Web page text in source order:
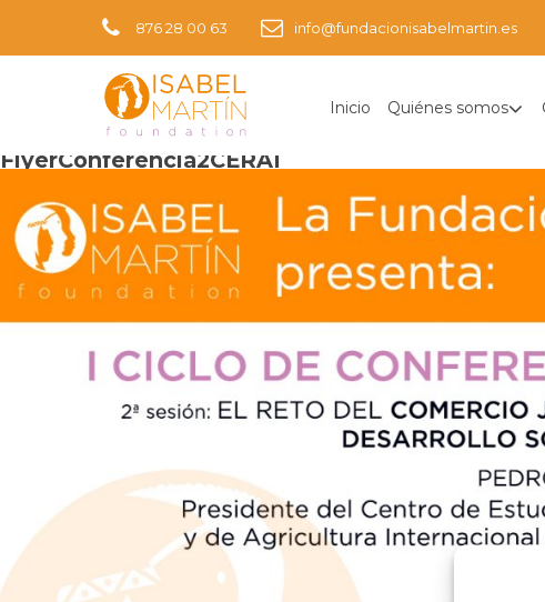
876 28 00 63 info@fundacionisabelmartin.es
Inicio Quiénes somos
Imagen siguiente
FlyerConferencia2CERAI